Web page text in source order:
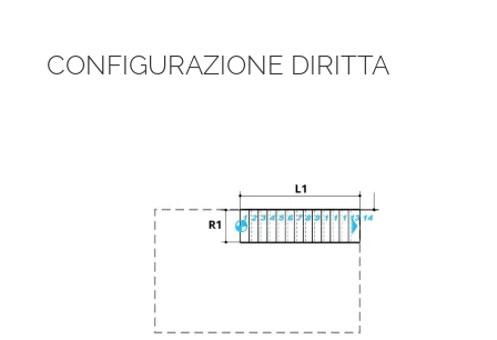
CONFIGURAZIONE DIRITTA